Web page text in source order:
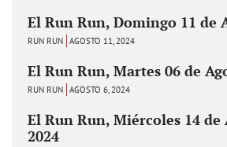
El Run Run, Domingo 11 de
RUN RUN AGOSTO 11, 2024
El Run Run, Martes 06 de
RUN RUN AGOSTO 6, 2024
El Run Run, Miércoles 14 de
2024